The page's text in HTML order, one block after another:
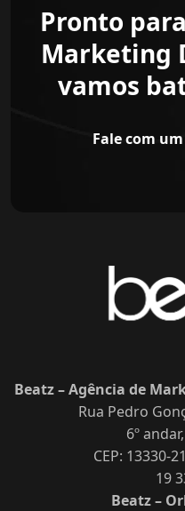
Pronto
Marketing
vamos
Fale com
Beatz – Agência de
Rua Pedro
6º
CEP: 13330-
19
Beatz –